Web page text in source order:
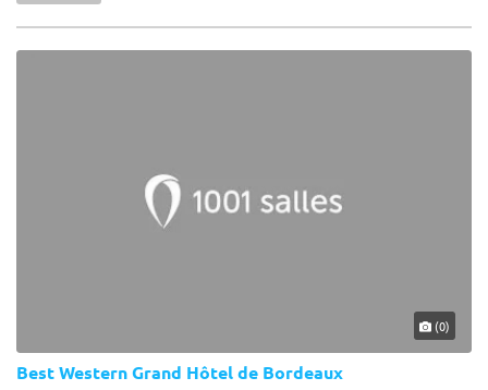
(0)
Best Western Grand Hôtel de Bordeaux